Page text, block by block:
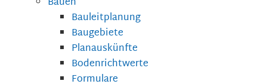
Bauleitplanung
Baugebiete
Planauskünfte
Bodenrichtwerte
Formulare